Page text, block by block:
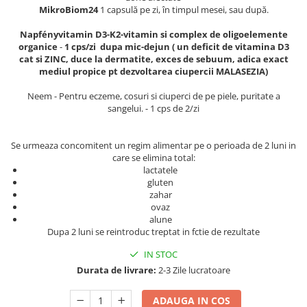
Geluri de duș
Protecție Solară
Creme SPF față
Spray SPF
Igienă Personală
Deodorante
Mâini și Unghii
Creme mâini
Cosmetice coreene
Beauty of Joseon
L-Carnitina
L-Glutamina
Lecitina
Magneziu
Omega
Palmier pitic
Probiotice
MikroBiom241 capsulă pe zi, în timpul mesei, sau după.
Napfényvitamin D3-K2-vitamin si complex de oligoelemente
organice- 1 cps/zi dupa mic-dejun ( un deficit de vitamina D3
cat si ZINC, duce la dermatite, exces de sebuum, adica exact
mediul propice pt dezvoltarea ciupercii MALASEZIA)
Neem - Pentru eczeme, cosuri si ciuperci de pe piele, puritate a
sangelui. - 1 cps de 2/zi
Se urmeaza concomitent un regim alimentar pe o perioada de 2 luni in
care se elimina total:
lactatele
gluten
zahar
ovaz
alune
Dupa 2 luni se reintroduc treptat in fctie de rezultate
IN STOC
Durata de livrare: 2-3 Zile lucratoare
ADAUGA IN COS